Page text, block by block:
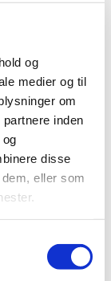
og
medier og til
om
inden
disse
eller som